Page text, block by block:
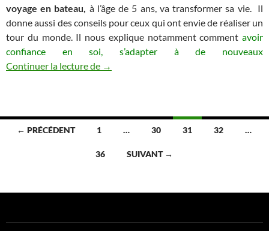
voyage en bateau, à l’âge de 5 ans, va transformer sa vie. Il
donne aussi des conseils pour ceux qui ont envie de réaliser un
tour du monde. Il nous explique notamment comment avoir
confiance en soi, s’adapter à de nouveaux
Continuer la lecture de Interview de Loïc Dorez, passionné de
→
Navigation
← PRÉCÉDENT 1 … 30 31 32 …
36 SUIVANT →